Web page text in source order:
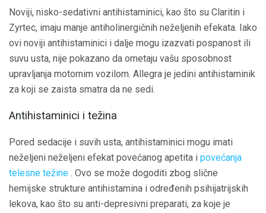
Noviji, nisko-sedativni antihistaminici, kao što su Claritin i
Zyrtec, imaju manje antiholinergičnih neželjenih efekata. Iako
ovi noviji antihistaminici i dalje mogu izazvati pospanost ili
suvu usta, nije pokazano da ometaju vašu sposobnost
upravljanja motornim vozilom. Allegra je jedini antihistaminik
za koji se zaista smatra da ne sedi.
Antihistaminici i težina
Pored sedacije i suvih usta, antihistaminici mogu imati
neželjeni neželjeni efekat povećanog apetita i povećanja
telesne težine . Ovo se može dogoditi zbog slične
hemijske strukture antihistamina i određenih psihijatrijskih
lekova, kao što su anti-depresivni preparati, za koje je